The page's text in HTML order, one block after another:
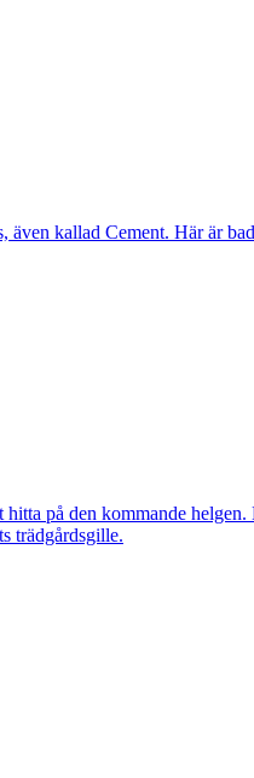
kallad Cement. Här är
på den kommande
trädgårdsgille.